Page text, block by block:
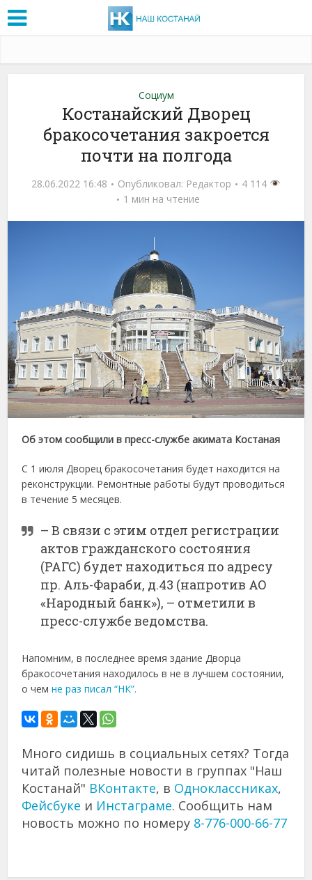
Социум
Костанайский Дворец
бракосочетания закроется
почти на полгода
28.06.2022 16:48 Опубликовал: Редактор
4 114
1 мин на чтение
Об этом сообщили в пресс-службе акимата Костаная
С 1 июля Дворец бракосочетания будет находится на
реконструкции. Ремонтные работы будут проводиться
в течение 5 месяцев.
– В связи с этим отдел регистрации
актов гражданского состояния
(РАГС) будет находиться по адресу
пр. Аль-Фараби, д.43 (напротив АО
«Народный банк»), – отметили в
пресс-службе ведомства.
Напомним, в последнее время здание Дворца
бракосочетания находилось в не в лучшем состоянии,
о чемне раз писал “НК”.
Много сидишь в социальных сетях? Тогда
читай полезные новости в группах "Наш
Костанай" ВКонтакте, в Одноклассниках,
Фейсбуке и Инстаграме. Сообщить нам
новость можно по номеру 8-776-000-66-77